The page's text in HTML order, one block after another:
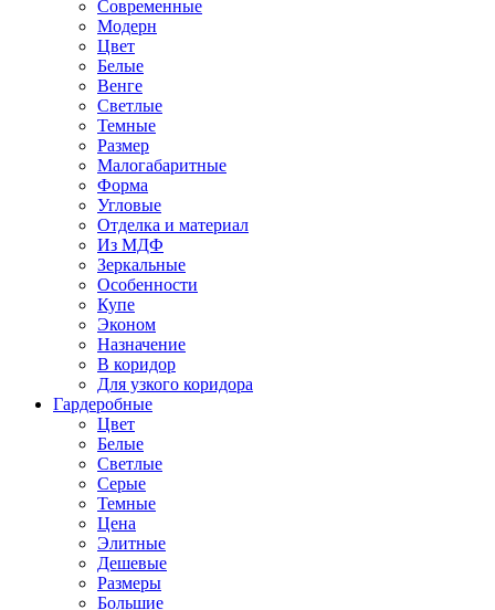
Современные
Модерн
Цвет
Белые
Венге
Светлые
Темные
Размер
Малогабаритные
Форма
Угловые
Отделка и материал
Из МДФ
Зеркальные
Особенности
Купе
Эконом
Назначение
В коридор
Для узкого коридора
Гардеробные
Цвет
Белые
Светлые
Серые
Темные
Цена
Элитные
Дешевые
Размеры
Большие